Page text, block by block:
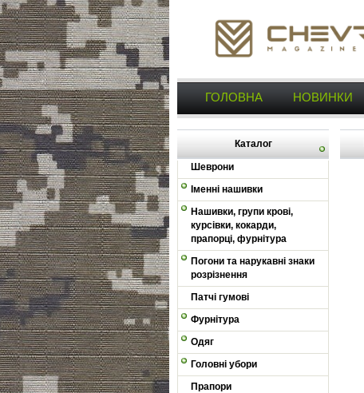
ГОЛОВНА НОВИНКИ
Каталог
Шеврони
Іменні нашивки
Нашивки, групи крові,
курсівки, кокарди,
прапорці, фурнітура
Погони та нарукавні знаки
розрізнення
Патчі гумові
Фурнітура
Одяг
Головні убори
Прапори